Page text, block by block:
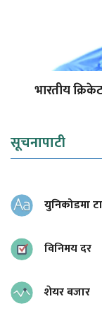
भारतीय
सूचनापाटी
युनिकोडमा
विनिमय दर
शेयर बजार